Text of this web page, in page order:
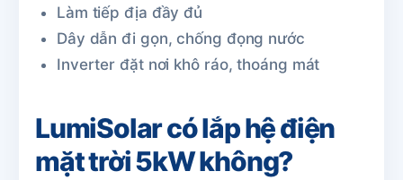
Làm tiếp địa đầy đủ
Dây dẫn đi gọn, chống đọng nước
Inverter đặt nơi khô ráo, thoáng mát
LumiSolar có lắp hệ điện
mặt trời 5kW không?